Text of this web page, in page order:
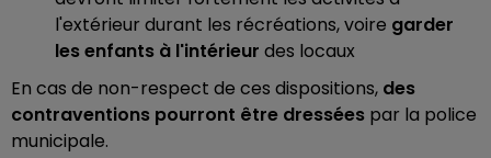
l'extérieur durant les récréations, voire garder
les enfants à l'intérieur des locaux
En cas de non-respect de ces dispositions, des
contraventions pourront être dressées par la police
municipale.